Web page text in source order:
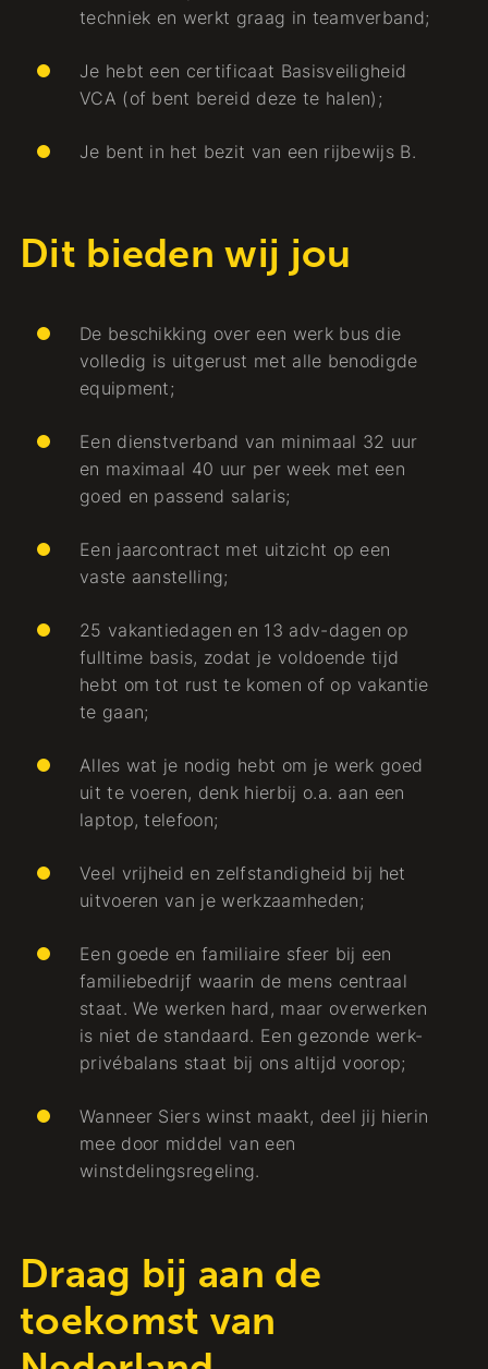
techniek en werkt graag in teamverband;
Je hebt een certificaat Basisveiligheid
VCA (of bent bereid deze te halen);
Je bent in het bezit van een rijbewijs B.
Dit bieden wij jou
De beschikking over een werk bus die
volledig is uitgerust met alle benodigde
equipment;
Een dienstverband van minimaal 32 uur
en maximaal 40 uur per week met een
goed en passend salaris;
Een jaarcontract met uitzicht op een
vaste aanstelling;
25 vakantiedagen en 13 adv-dagen op
fulltime basis, zodat je voldoende tijd
hebt om tot rust te komen of op vakantie
te gaan;
Alles wat je nodig hebt om je werk goed
uit te voeren, denk hierbij o.a. aan een
laptop, telefoon;
Veel vrijheid en zelfstandigheid bij het
uitvoeren van je werkzaamheden;
Een goede en familiaire sfeer bij een
familiebedrijf waarin de mens centraal
staat. We werken hard, maar overwerken
is niet de standaard. Een gezonde werk-
privébalans staat bij ons altijd voorop;
Wanneer Siers winst maakt, deel jij hierin
mee door middel van een
winstdelingsregeling.
Draag bij aan de
toekomst van